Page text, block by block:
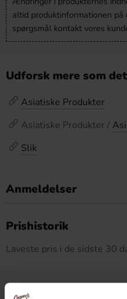
altid produktinformationen på
spørgsmål kontakt vores
Udforsk mere som
Asiatiske Produkter
Asiatiske Produkter /
Slik
Anmeldelser
Prishistorik
Laveste pris i de sidste 30